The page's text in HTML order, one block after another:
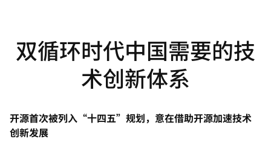
双循环时代中国需要的技
术创新体系
开源首次被列入“十四五”规划，意在借助开源加速技术
创新发展